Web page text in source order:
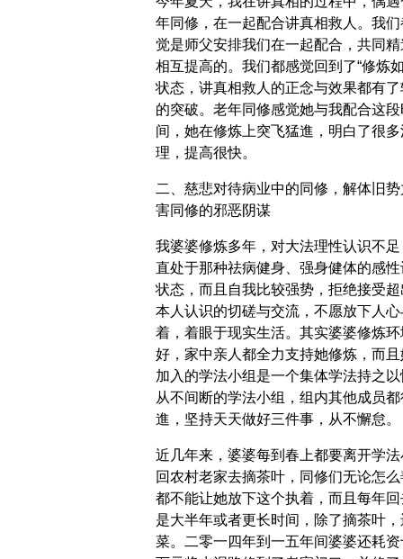
年同修，在一起配合讲真相救人。我们
觉是师父安排我们在一起配合，共同精
相互提高的。我们都感觉回到了“修炼
状态，讲真相救人的正念与效果都有了
的突破。老年同修感觉她与我配合这段
间，她在修炼上突飞猛進，明白了很多
理，提高很快。
二、慈悲对待病业中的同修，解体旧
害同修的邪恶阴谋
我婆婆修炼多年，对大法理性认识不足
直处于那种祛病健身、强身健体的感性
状态，而且自我比较强势，拒绝接受超
本人认识的切磋与交流，不愿放下人心
着，着眼于现实生活。其实婆婆修炼环
好，家中亲人都全力支持她修炼，而且
加入的学法小组是一个集体学法持之以
从不间断的学法小组，组内其他成员
進，坚持天天做好三件事，从不懈怠。
近几年来，婆婆每到春上都要离开学法
回农村老家去摘茶叶，同修们无论怎
都不能让她放下这个执着，而且每年回
是大半年或者更长时间，除了摘茶叶，
菜。二零一四年到一五年间婆婆还耗资